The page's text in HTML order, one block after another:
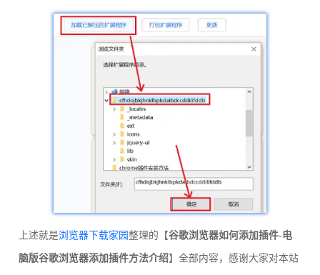
上述就是浏览器下载家园整理的【谷歌浏览器如何添加插件-电
脑版谷歌浏览器添加插件方法介绍】全部内容，感谢大家对本站